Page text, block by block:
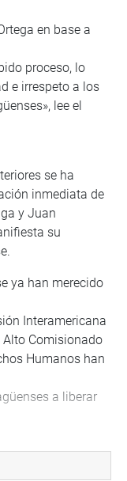
en base a
proceso, lo
e irrespeto a los
lee el
se ha
inmediata de
y Juan
su
ya han merecido
Interamericana
Alto Comisionado
Humanos han
a liberar
su enorme